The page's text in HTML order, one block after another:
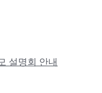
설명회 안내